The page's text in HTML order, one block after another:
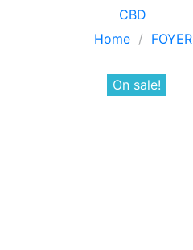
CBD
Home
FOYER
On sale!